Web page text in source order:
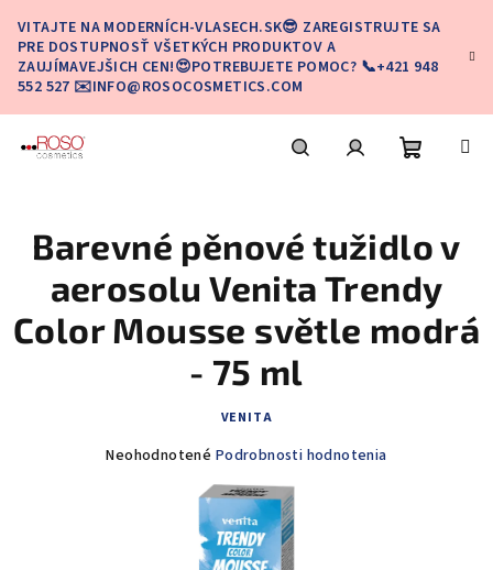
obsah
VITAJTE NA MODERNÍCH-VLASECH.SK😎 ZAREGISTRUJTE SA
PRE DOSTUPNOSŤ VŠETKÝCH PRODUKTOV A
ZAUJÍMAVEJŠICH CEN!😍POTREBUJETE POMOC? 📞+421 948
552 527 ✉️INFO@ROSOCOSMETICS.COM
košík
Barevné pěnové tužidlo v
aerosolu Venita Trendy
Color Mousse světle modrá
- 75 ml
VENITA
Priemerné
Neohodnotené Podrobnosti hodnotenia